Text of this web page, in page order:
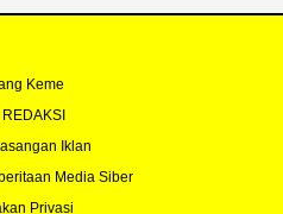
Keme
REDAKSI
Iklan
Media Siber
Privasi